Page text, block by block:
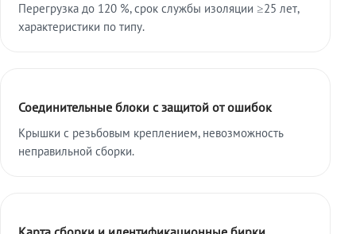
Перегрузка до 120 %, срок службы изоляции ≥25 лет,
характеристики по типу.
Соединительные блоки с защитой от ошибок
Крышки с резьбовым креплением, невозможность
неправильной сборки.